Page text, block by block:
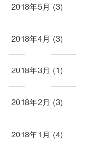
2018年5月 (3)
2018年4月 (3)
2018年3月 (1)
2018年2月 (3)
2018年1月 (4)